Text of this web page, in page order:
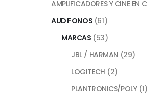
AMPLIFICADORES Y CINE EN
AUDIFONOS (61)
MARCAS (53)
JBL / HARMAN (29)
LOGITECH (2)
PLANTRONICS/POLY (1)